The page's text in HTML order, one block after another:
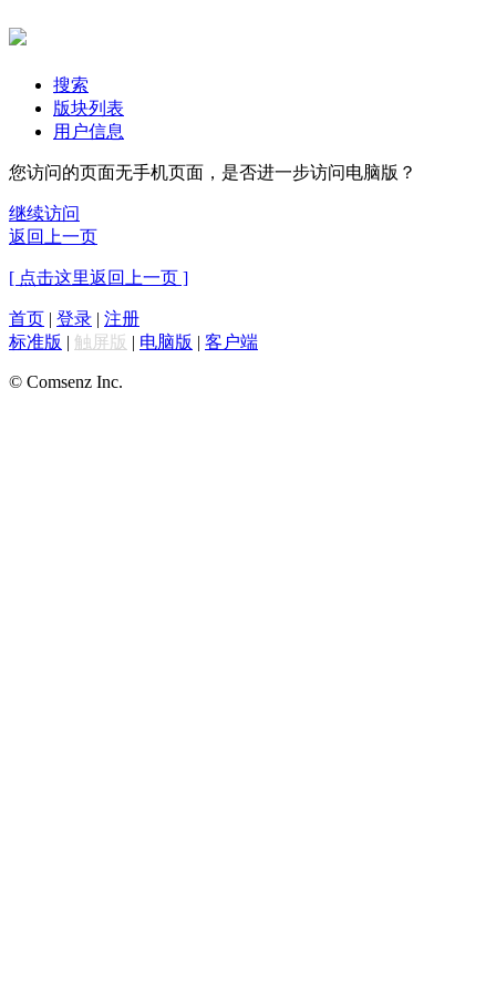
搜索
版块列表
用户信息
您访问的页面无手机页面，是否进一步访问电脑版？
继续访问
返回上一页
[ 点击这里返回上一页 ]
首页 | 登录 | 注册
标准版 | 触屏版 | 电脑版 | 客户端
© Comsenz Inc.